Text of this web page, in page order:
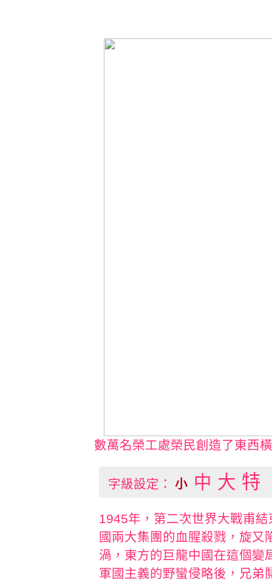
數萬名榮工處榮民創造了東西
字級設定： 小 中 大 特
1945年，第二次世界大戰甫
國兩大集團的血腥殺戮，旋
渦，東方的巨龍中國在這個變
軍國主義的野蠻侵略後，兄弟